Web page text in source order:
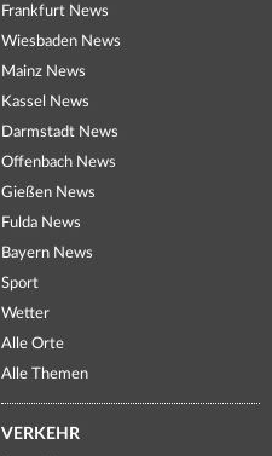
Frankfurt News
Wiesbaden News
Mainz News
Kassel News
Darmstadt News
Offenbach News
Gießen News
Fulda News
Bayern News
Sport
Wetter
Alle Orte
Alle Themen
VERKEHR